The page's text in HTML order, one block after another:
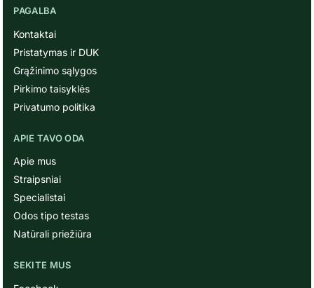
PAGALBA
Kontaktai
Pristatymas ir DUK
Grąžinimo sąlygos
Pirkimo taisyklės
Privatumo politika
APIE TAVO ODA
Apie mus
Straipsniai
Specialistai
Odos tipo testas
Natūrali priežiūra
SEKITE MUS